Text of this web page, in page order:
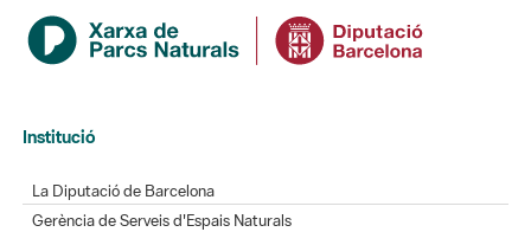
Institució
La Diputació de Barcelona
Gerència de Serveis d'Espais Naturals